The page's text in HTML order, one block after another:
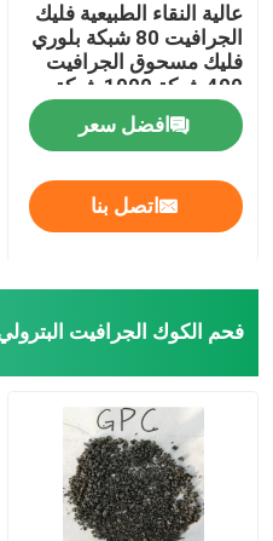
عالية النقاء الطبيعية فليك
الجرافيت 80 شبكة بلوري
فليك مسحوق الجرافيت
400 شبكة 1000 شبكة
افضل سعر
اتصل بنا
فحم الكوك الجرافيت